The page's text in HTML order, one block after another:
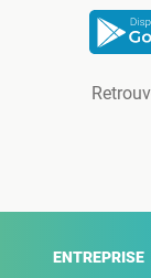
ENTREPRISE